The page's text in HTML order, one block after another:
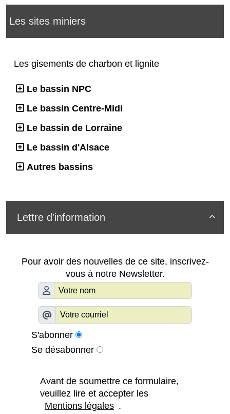
Les sites miniers
Les gisements de charbon et lignite
Le bassin NPC
Le bassin Centre-Midi
Le bassin de Lorraine
Le bassin d'Alsace
Autres bassins

Lettre d'information
Pour avoir des nouvelles de ce site, inscrivez-
vous à notre Newsletter.
S'abonner
Se désabonner
Avant de soumettre ce formulaire,
veuillez lire et accepter les
Mentions légales .